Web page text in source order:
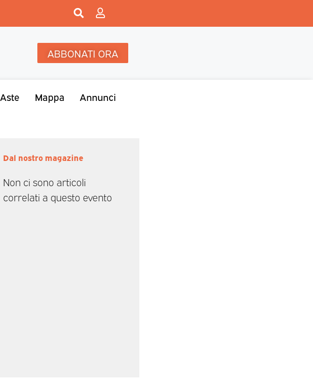
ABBONATI ORA
Aste Mappa Annunci
Dal nostro magazine
Non ci sono articoli
correlati a questo evento